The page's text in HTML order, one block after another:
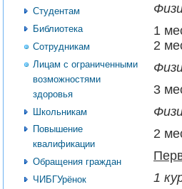
Студентам
Библиотека
Сотрудникам
Лицам с ограниченными
возможностями
здоровья
Школьникам
Повышение
квалификации
Обращения граждан
ЧИБГУрёнок
1
2
3
2
1